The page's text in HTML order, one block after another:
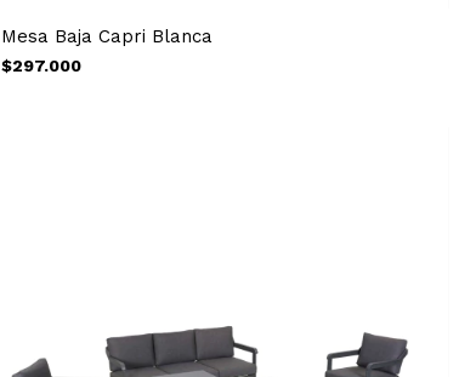
Mesa Baja Capri Blanca
$297.000